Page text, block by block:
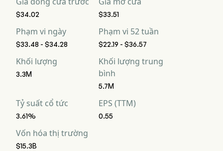
$34.02 $33.51
Phạm vi ngày
$33.48 - $34.28
Phạm vi 52 tuần
$22.19 - $36.57
Khối lượng
3.3M
Khối lượng trung
bình
5.7M
Tỷ suất cổ tức
3.61%
EPS (TTM)
0.55
Vốn hóa thị trường
$15.3B